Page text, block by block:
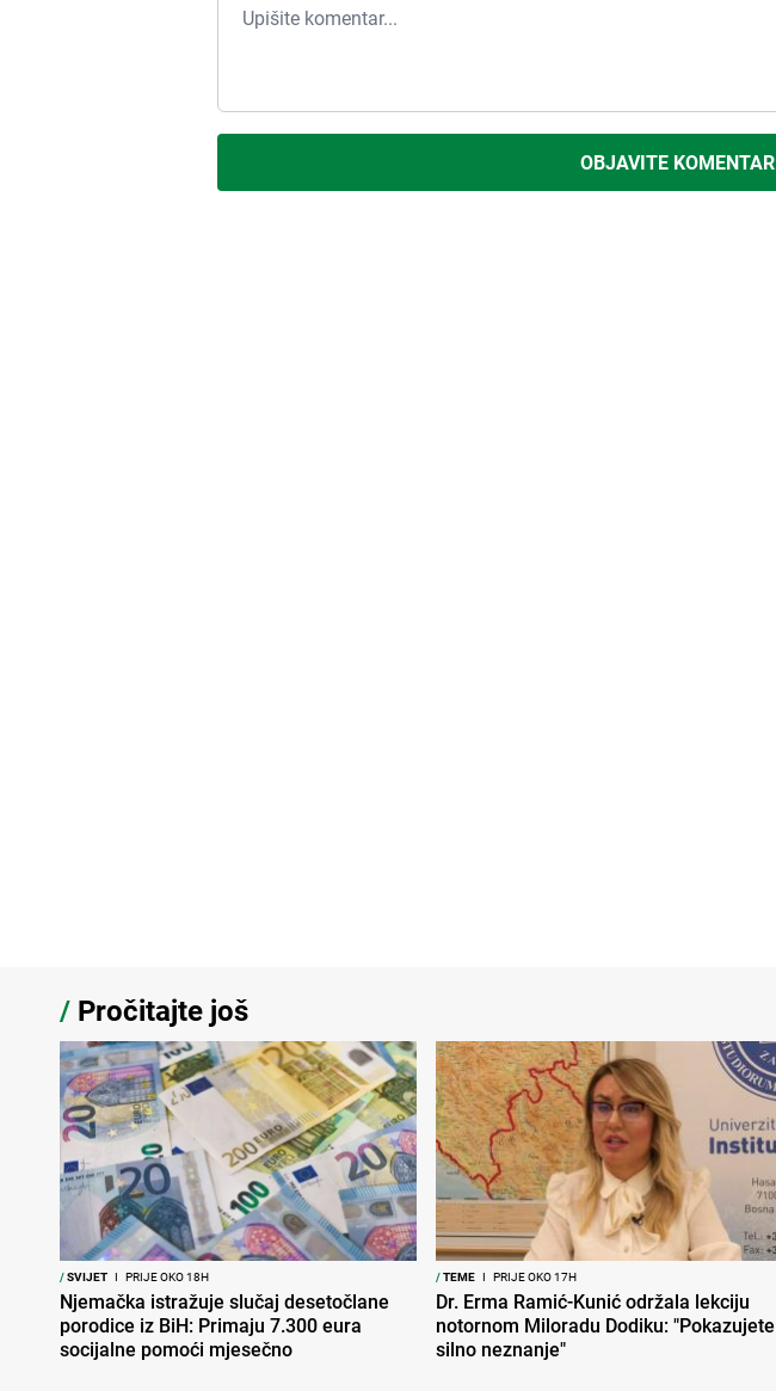
OBJAVITE KOMENTAR
/ Pročitajte još
/SVIJET I PRIJE OKO 18H
Njemačka istražuje slučaj desetočlane
porodice iz BiH: Primaju 7.300 eura
socijalne pomoći mjesečno
/TEME I PRIJE OKO 17H
Dr. Erma Ramić-Kunić održala lekciju
notornom Miloradu Dodiku: "Pokazujete
silno neznanje"